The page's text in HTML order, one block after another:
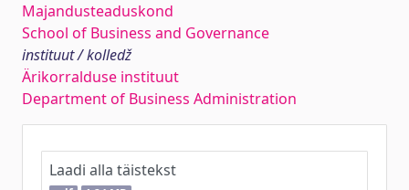
Majandusteaduskond
School of Business and Governance
instituut / kolledž
Ärikorralduse instituut
Department of Business Administration
Laadi alla täistekst